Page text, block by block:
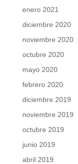
enero 2021
diciembre 2020
noviembre 2020
octubre 2020
mayo 2020
febrero 2020
diciembre 2019
noviembre 2019
octubre 2019
junio 2019
abril 2019